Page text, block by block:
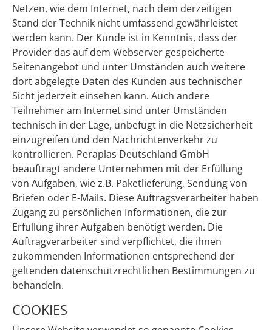
Netzen, wie dem Internet, nach dem derzeitigen
Stand der Technik nicht umfassend gewährleistet
werden kann. Der Kunde ist in Kenntnis, dass der
Provider das auf dem Webserver gespeicherte
Seitenangebot und unter Umständen auch weitere
dort abgelegte Daten des Kunden aus technischer
Sicht jederzeit einsehen kann. Auch andere
Teilnehmer am Internet sind unter Umständen
technisch in der Lage, unbefugt in die Netzsicherheit
einzugreifen und den Nachrichtenverkehr zu
kontrollieren. Peraplas Deutschland GmbH
beauftragt andere Unternehmen mit der Erfüllung
von Aufgaben, wie z.B. Paketlieferung, Sendung von
Briefen oder E-Mails. Diese Auftragsverarbeiter haben
Zugang zu persönlichen Informationen, die zur
Erfüllung ihrer Aufgaben benötigt werden. Die
Auftragverarbeiter sind verpflichtet, die ihnen
zukommenden Informationen entsprechend der
geltenden datenschutzrechtlichen Bestimmungen zu
behandeln.
COOKIES